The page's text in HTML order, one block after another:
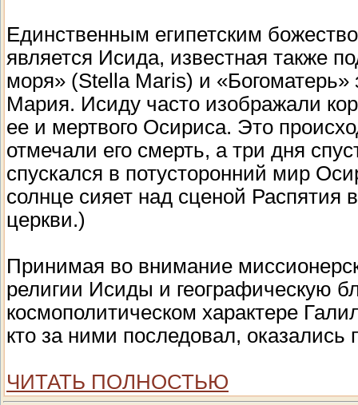
Единственным египетским
является Исида, известная также
моря» (Stella Maris) и «Богоматерь»
Мария. Исиду часто изображали
ее и мертвого Осириса. Это
отмечали его смерть, а три дня
спускался в потусторонний мир
солнце сияет над сценой Распятия
церкви.)
Принимая во внимание
религии Исиды и географическую
космополитическом характере
кто за ними последовал,
ЧИТАТЬ ПОЛНОСТЬЮ